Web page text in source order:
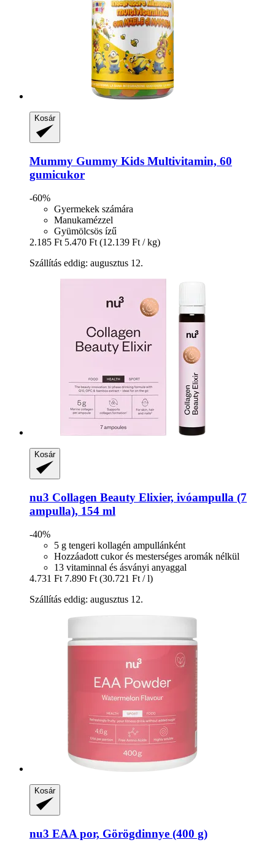
Kosár
Mummy Gummy Kids Multivitamin, 60
gumicukor
-60%
Gyermekek számára
Manukamézzel
Gyümölcsös ízű
2.185 Ft 5.470 Ft (12.139 Ft / kg)
Szállítás eddig: augusztus 12.
Kosár
nu3 Collagen Beauty Elixier, ivóampulla (7
ampulla), 154 ml
-40%
5 g tengeri kollagén ampullánként
Hozzáadott cukor és mesterséges aromák nélkül
13 vitaminnal és ásványi anyaggal
4.731 Ft 7.890 Ft (30.721 Ft / l)
Szállítás eddig: augusztus 12.
Kosár
nu3 EAA por, Görögdinnye (400 g)